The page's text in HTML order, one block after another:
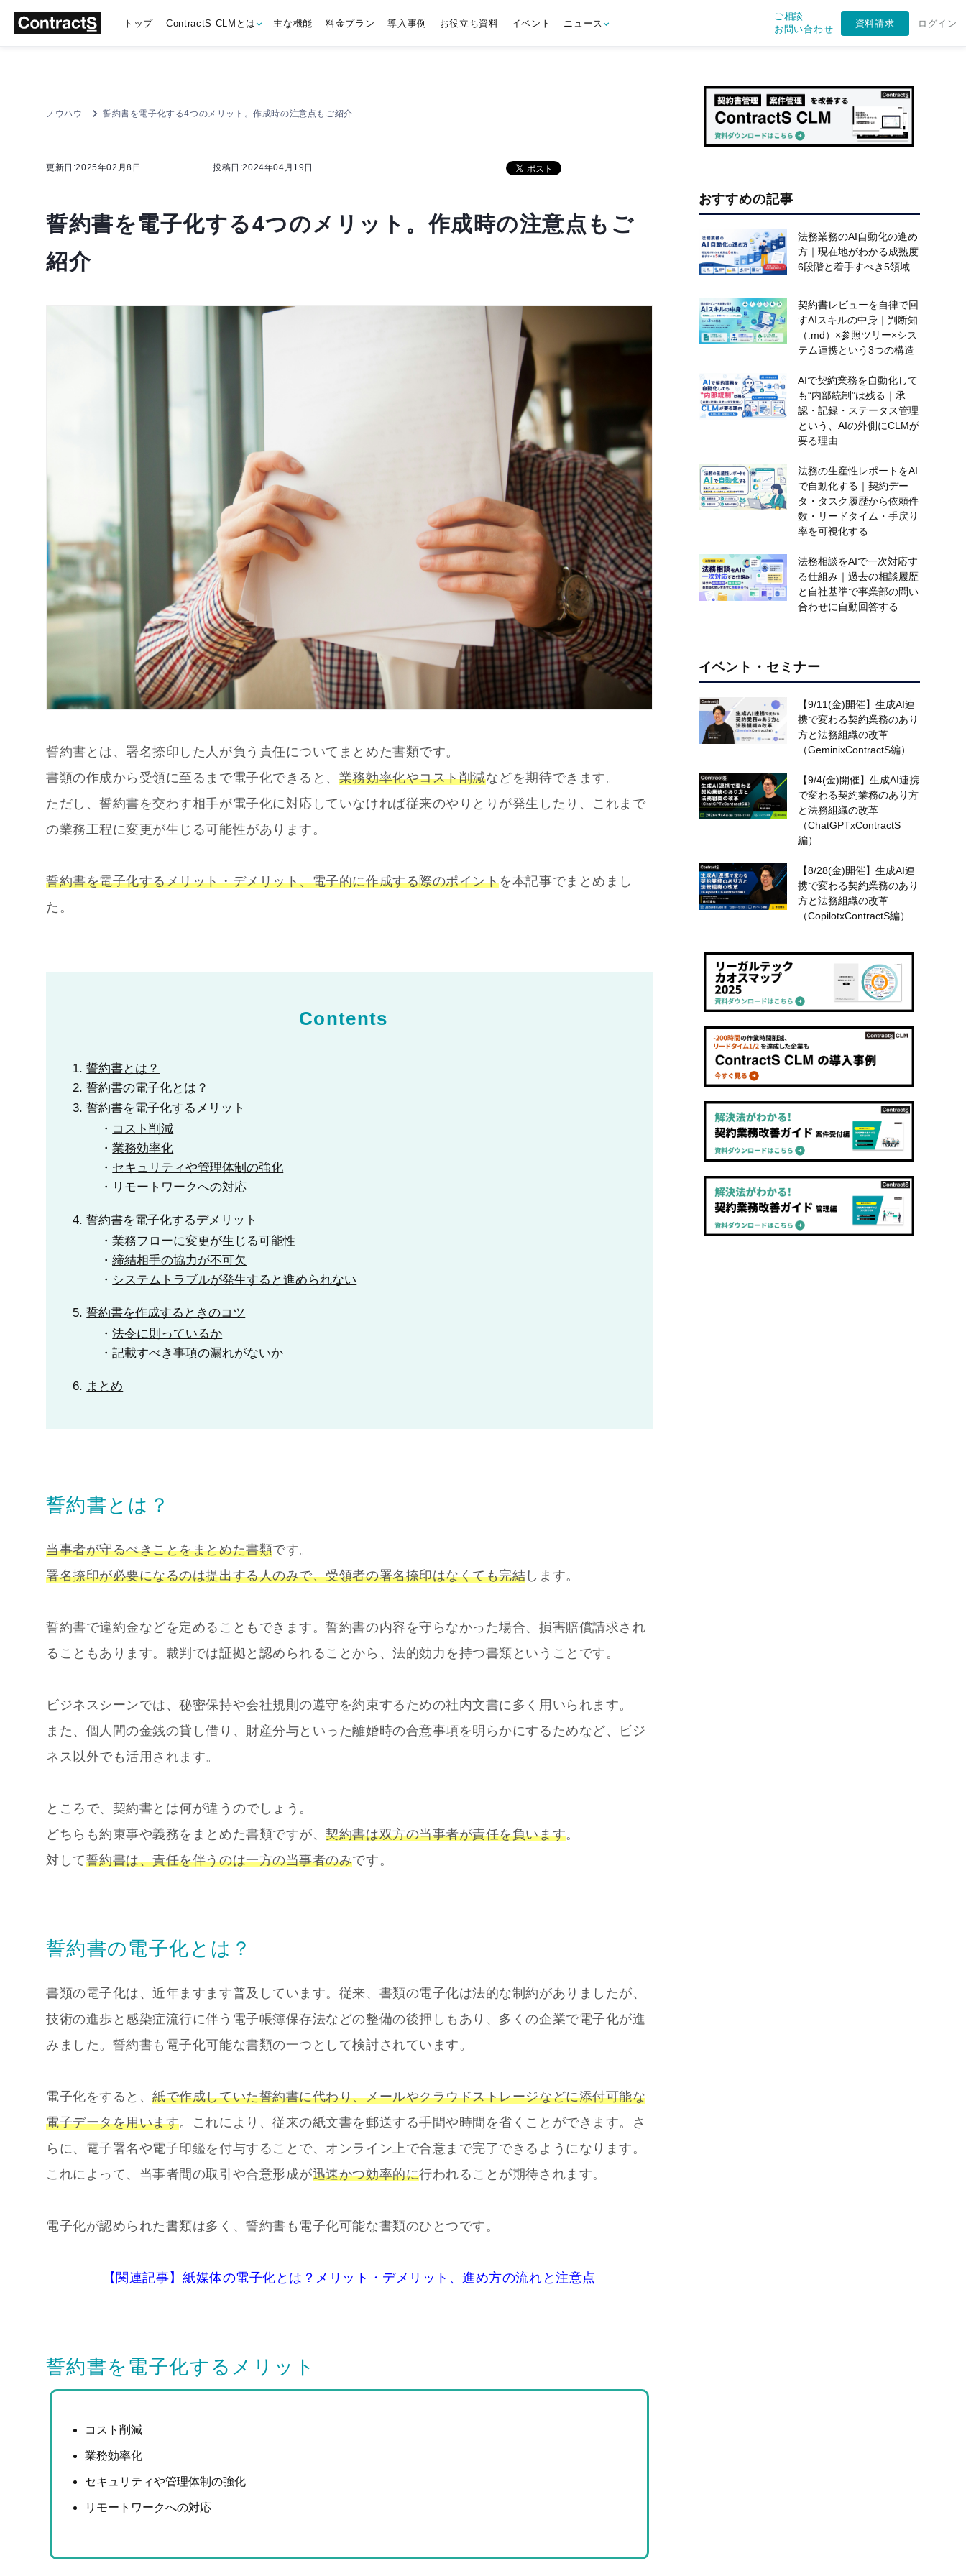
トップ ContractS CLMとは 主な機能 料金プラン 導入事例 お役立ち資料 イベント ニュース
ご相談
お問い合わせ
資料請求 ログイン
ノウハウ 誓約書を電子化する4つのメリット。作成時の注意点もご紹介
更新日:2025年02月8日 投稿日:2024年04月19日
誓約書を電子化する4つのメリット。作成時の注意点もご
紹介
誓約書とは、署名捺印した人が負う責任についてまとめた書類です。
書類の作成から受領に至るまで電子化できると、 業務効率化やコスト削減などを期待できます。
ただし、誓約書を交わす相手が電子化に対応していなければ従来のやりとりが発生したり、これまで
の業務工程に変更が生じる可能性があります。
誓約書を電子化するメリット・デメリット、電子的に作成する際のポイントを本記事でまとめまし
た。
Contents
誓約書とは？
誓約書の電子化とは？
誓約書を電子化するメリット
コスト削減
業務効率化
セキュリティや管理体制の強化
リモートワークへの対応
誓約書を電子化するデメリット
業務フローに変更が生じる可能性
締結相手の協力が不可欠
システムトラブルが発生すると進められない
誓約書を作成するときのコツ
法令に則っているか
記載すべき事項の漏れがないか
まとめ
誓約書とは？
当事者が守るべきことをまとめた書類です。
署名捺印が必要になるのは提出する人のみで、受領者の署名捺印はなくても完結 します。
誓約書で違約金などを定めることもできます。誓約書の内容を守らなかった場合、損害賠償請求され
ることもあります。裁判では証拠と認められることから、法的効力を持つ書類ということです。
ビジネスシーンでは、秘密保持や会社規則の遵守を約束するための社内文書に多く用いられます。
また、個人間の金銭の貸し借り、財産分与といった離婚時の合意事項を明らかにするためなど、ビジ
ネス以外でも活用されます。
ところで、契約書とは何が違うのでしょう。
どちらも約束事や義務をまとめた書類ですが、契約書は双方の当事者が責任を負います。
対して誓約書は、責任を伴うのは一方の当事者のみです。
誓約書の電子化とは？
書類の電子化は、近年ますます普及しています。従来、書類の電子化は法的な制約がありましたが、
技術の進歩と感染症流行に伴う電子帳簿保存法などの整備の後押しもあり、多くの企業で電子化が進
みました。誓約書も電子化可能な書類の一つとして検討されています。
電子化をすると、紙で作成していた誓約書に代わり、メールやクラウドストレージなどに添付可能な
電子データを用います。これにより、従来の紙文書を郵送する手間や時間を省くことができます。さ
らに、電子署名や電子印鑑を付与することで、オンライン上で合意まで完了できるようになります。
これによって、当事者間の取引や合意形成が迅速かつ効率的に行われることが期待されます。
電子化が認められた書類は多く、誓約書も電子化可能な書類のひとつです。
【関連記事】紙媒体の電子化とは？メリット・デメリット、進め方の流れと注意点
誓約書を電子化するメリット
コスト削減
業務効率化
セキュリティや管理体制の強化
リモートワークへの対応
おすすめの記事
法務業務のAI自動化の進め
方｜現在地がわかる成熟度
6段階と着手すべき5領域
契約書レビューを自律で回
すAIスキルの中身｜判断知
（.md）×参照ツリー×シス
テム連携という3つの構造
AIで契約業務を自動化して
も“内部統制”は残る｜承
認・記録・ステータス管理
という、AIの外側にCLMが
要る理由
法務の生産性レポートをAI
で自動化する｜契約デー
タ・タスク履歴から依頼件
数・リードタイム・手戻り
率を可視化する
法務相談をAIで一次対応す
る仕組み｜過去の相談履歴
と自社基準で事業部の問い
合わせに自動回答する
イベント・セミナー
【9/11(金)開催】生成AI連
携で変わる契約業務のあり
方と法務組織の改革
（GeminixContractS編）
【9/4(金)開催】生成AI連携
で変わる契約業務のあり方
と法務組織の改革
（ChatGPTxContractS
編）
【8/28(金)開催】生成AI連
携で変わる契約業務のあり
方と法務組織の改革
（CopilotxContractS編）